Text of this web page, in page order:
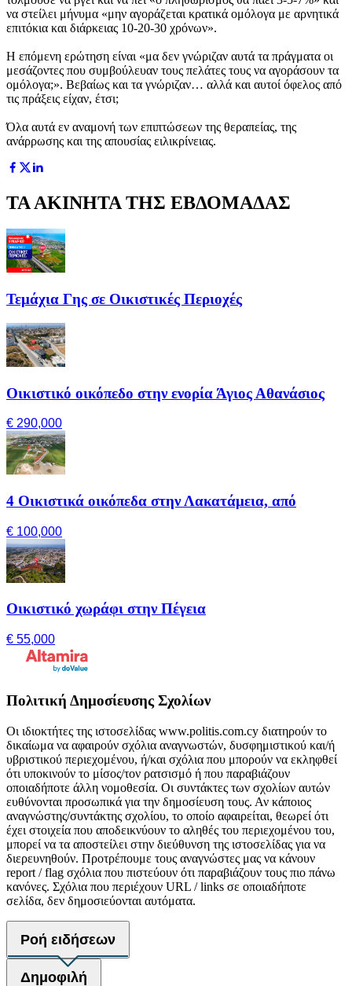
να στείλει μήνυμα «μην αγοράζεται κρατικά ομόλογα με αρνητικά
επιτόκια και διάρκειας 10-20-30 χρόνων».
Η επόμενη ερώτηση είναι «μα δεν γνώριζαν αυτά τα πράγματα οι
μεσάζοντες που συμβούλευαν τους πελάτες τους να αγοράσουν τα
ομόλογα;». Βεβαίως και τα γνώριζαν… αλλά και αυτοί όφελος από
τις πράξεις είχαν, έτσι;
Όλα αυτά εν αναμονή των επιπτώσεων της θεραπείας, της
ανάρρωσης και της απουσίας ειλικρίνειας.
ΤΑ ΑΚΙΝΗΤΑ ΤΗΣ ΕΒΔΟΜΑΔΑΣ
Τεμάχια Γης σε Οικιστικές Περιοχές
Οικιστικό οικόπεδο στην ενορία Άγιος Αθανάσιος
€ 290,000
4 Οικιστικά οικόπεδα στην Λακατάμεια, από
€ 100,000
Οικιστικό χωράφι στην Πέγεια
€ 55,000
Πολιτική Δημοσίευσης Σχολίων
Οι ιδιοκτήτες της ιστοσελίδας www.politis.com.cy διατηρούν το
δικαίωμα να αφαιρούν σχόλια αναγνωστών, δυσφημιστικού και/ή
υβριστικού περιεχομένου, ή/και σχόλια που μπορούν να εκληφθεί
ότι υποκινούν το μίσος/τον ρατσισμό ή που παραβιάζουν
οποιαδήποτε άλλη νομοθεσία. Οι συντάκτες των σχολίων αυτών
ευθύνονται προσωπικά για την δημοσίευση τους. Αν κάποιος
αναγνώστης/συντάκτης σχολίου, το οποίο αφαιρείται, θεωρεί ότι
έχει στοιχεία που αποδεικνύουν το αληθές του περιεχομένου του,
μπορεί να τα αποστείλει στην διεύθυνση της ιστοσελίδας για να
διερευνηθούν. Προτρέπουμε τους αναγνώστες μας να κάνουν
report / flag σχόλια που πιστεύουν ότι παραβιάζουν τους πιο πάνω
κανόνες. Σχόλια που περιέχουν URL / links σε οποιαδήποτε
σελίδα, δεν δημοσιεύονται αυτόματα.
Ροή ειδήσεων
Δημοφιλή